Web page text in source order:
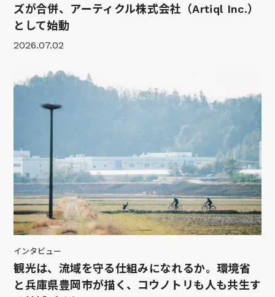
ズが合併、アーティクル株式会社（Artiql Inc.）
として始動
2026.07.02
インタビュー
観光は、流域を守る仕組みになれるか。環境省
と兵庫県豊岡市が描く、コウノトリも人も共生す